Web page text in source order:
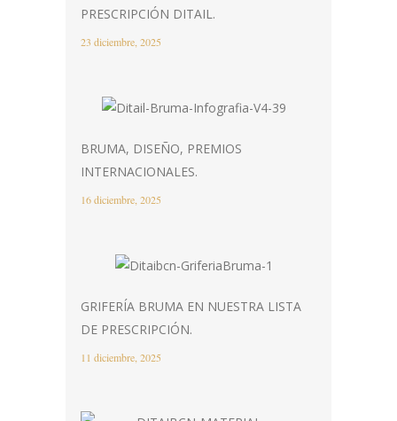
PRESCRIPCIÓN DITAIL.
23 diciembre, 2025
BRUMA, DISEÑO, PREMIOS
INTERNACIONALES.
16 diciembre, 2025
GRIFERÍA BRUMA EN NUESTRA LISTA
DE PRESCRIPCIÓN.
11 diciembre, 2025